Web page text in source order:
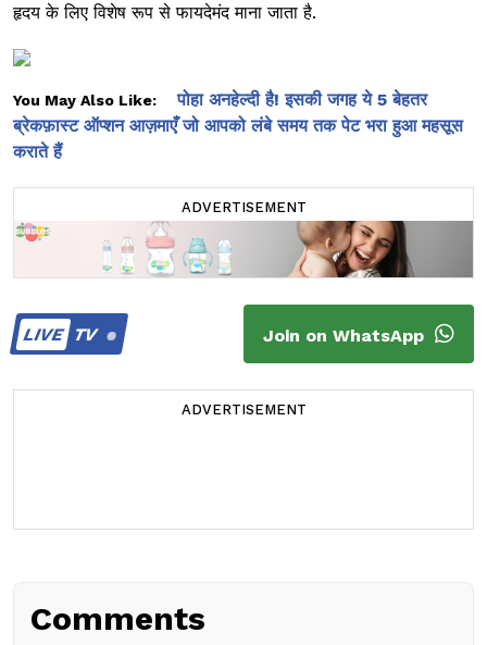
हृदय के लिए विशेष रूप से फायदेमंद माना जाता है.
You May Also Like:
पोहा अनहेल्दी है! इसकी जगह ये 5 बेहतर
ब्रेकफ़ास्ट ऑप्शन आज़माएँ जो आपको लंबे समय तक पेट भरा हुआ महसूस
कराते हैं
ADVERTISEMENT
LIVETV Join on WhatsApp
ADVERTISEMENT
Comments